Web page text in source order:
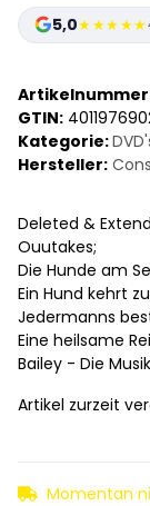
5,0★★★★★
GTIN:
Kategorie:
Hersteller:
Deleted &
Ouutakes;
Die Hunde am
Ein Hund kehrt
Jedermanns
Eine heilsame
Bailey - Die
Artikel zurzeit
Momentan